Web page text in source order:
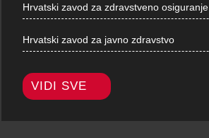
Hrvatski zavod za zdravstveno osiguranje
Hrvatski zavod za javno zdravstvo
VIDI SVE